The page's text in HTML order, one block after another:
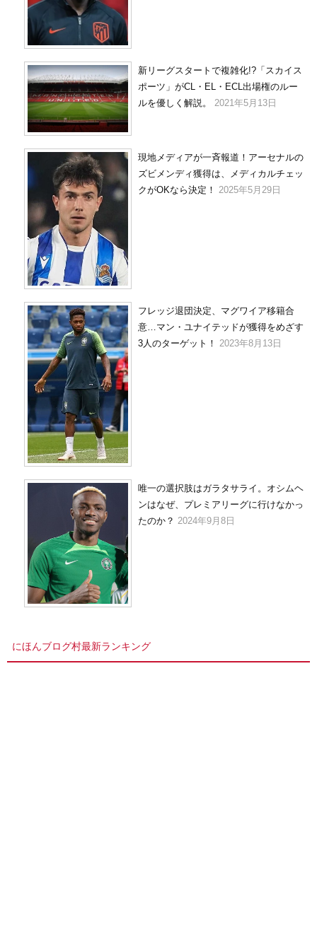
新リーグスタートで複雑化!?「スカイス
ポーツ」がCL・EL・ECL出場権のルー
ルを優しく解説。
2021年5月13日
現地メディアが一斉報道！アーセナルの
ズビメンディ獲得は、メディカルチェッ
クがOKなら決定！
2025年5月29日
フレッジ退団決定、マグワイア移籍合
意…マン・ユナイテッドが獲得をめざす
3人のターゲット！ 2023年8月13日
唯一の選択肢はガラタサライ。オシムヘ
ンはなぜ、プレミアリーグに行けなかっ
たのか？ 2024年9月8日
にほんブログ村最新ランキング